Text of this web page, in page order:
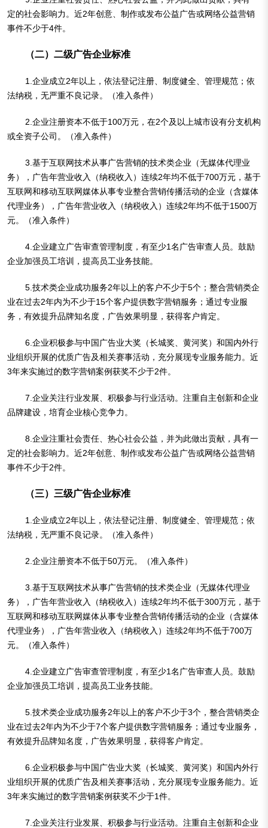
定的社会影响力。近2年创意、制作或发布公益广告或网络公益营销
事件不少于4件。
（二）二级广告企业标准
1.企业成立2年以上，依法登记注册、制度健全、管理规范；依
法纳税，无严重不良记录。（准入条件）
2.企业注册资本不低于100万元，在2个及以上城市设有分支机构
或全资子公司。（准入条件）
3.基于互联网技术从事广告营销的技术类企业（无媒体代理业
务），广告年营业收入（纳税收入）连续2年均不低于700万元，基于
互联网和移动互联网媒体从事专业整合营销传播活动的企业（含媒体
代理业务），广告年营业收入（纳税收入）连续2年均不低于1500万
元。（准入条件）
4.企业建立广告审查管理制度，有至少1名广告审查人员。鼓励
企业加强员工培训，提高员工业务技能。
5.技术类企业成功服务2年以上的客户不少于5个；整合营销类企
业在过去2年内为不少于15个客户提供数字营销服务；通过专业服
务，有效提升品牌知名度，广告效果明显，获得客户肯定。
6.企业积极参与中国广告业大奖（长城奖、黄河奖）和国内外行
业组织开展的优质广告及相关赛事活动，充分展现专业服务能力。近
3年来实施过的数字营销案例获奖不少于2件。
7.企业关注行业发展、积极参与行业活动。注重自主创新和企业
品牌建设，培育企业核心竞争力。
8.企业注重社会责任、热心社会公益，并为此做出贡献，具有一
定的社会影响力。近2年创意、制作或发布公益广告或网络公益营销
事件不少于2件。
（三）三级广告企业标准
1.企业成立2年以上，依法登记注册、制度健全、管理规范；依
法纳税，无严重不良记录。（准入条件）
2.企业注册资本不低于50万元。（准入条件）
3.基于互联网技术从事广告营销的技术类企业（无媒体代理业
务），广告年营业收入（纳税收入）连续2年均不低于300万元，基于
互联网和移动互联网媒体从事专业整合营销传播活动的企业（含媒体
代理业务），广告年营业收入（纳税收入）连续2年均不低于700万
元。（准入条件）
4.企业建立广告审查管理制度，有至少1名广告审查人员。鼓励
企业加强员工培训，提高员工业务技能。
5.技术类企业成功服务2年以上的客户不少于3个，整合营销类企
业在过去2年内为不少于7个客户提供数字营销服务；通过专业服务，
有效提升品牌知名度，广告效果明显，获得客户肯定。
6.企业积极参与中国广告业大奖（长城奖、黄河奖）和国内外行
业组织开展的优质广告及相关赛事活动，充分展现专业服务能力。近
3年来实施过的数字营销案例获奖不少于1件。
7.企业关注行业发展、积极参与行业活动。注重自主创新和企业